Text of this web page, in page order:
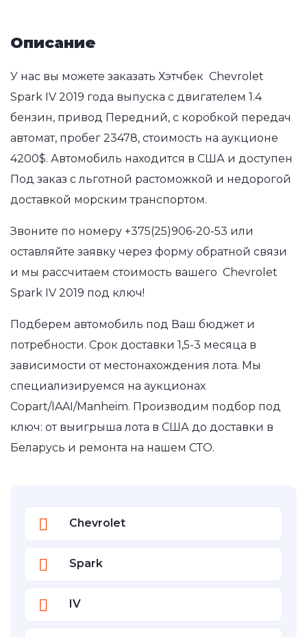
Описание
У нас вы можете заказать Хэтчбек Chevrolet
Spark IV 2019 года выпуска с двигателем 1.4
бензин, привод Передний, с коробкой передач
автомат, пробег 23478, стоимость на аукционе
4200$. Автомобиль находится в США и доступен
Под заказ с льготной растоможкой и недорогой
доставкой морским транспортом.
Звоните по номеру +375(25)906-20-53 или
оставляйте заявку через форму обратной связи
и мы рассчитаем стоимость вашего Chevrolet
Spark IV 2019 под ключ!
Подберем автомобиль под Ваш бюджет и
потребности. Срок доставки 1,5-3 месяца в
зависимости от местонахождения лота. Мы
специализируемся на аукционах
Copart/IAAI/Manheim. Производим подбор под
ключ: от выигрыша лота в США до доставки в
Беларусь и ремонта на нашем СТО.
Chevrolet
Spark
IV